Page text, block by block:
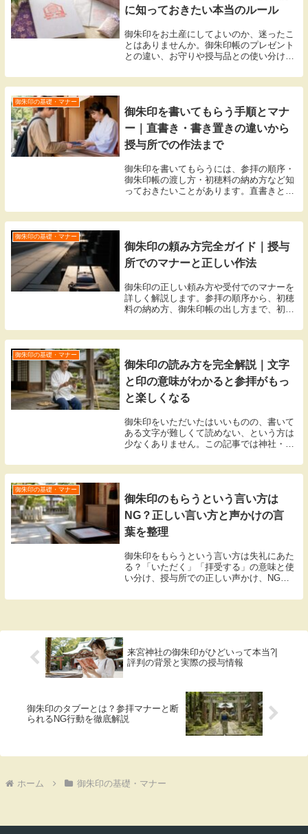
に知っておきたい本当のルール
御朱印をお土産にしてよいのか、迷ったこ
とはありませんか。御朱印帳のプレゼント
との違い、お守りや授与品との使い分け、
す。
御朱印の基礎・マナー
御朱印を書いてもらう手順とマナ
ー｜直書き・書き置きの違いから
授与所での作法まで
御朱印を書いてもらうには、参拝の順序・
御朱印帳の渡し方・初穂料の納め方など知
っておきたいことがあります。直書きと書
プ順に整理しました。
御朱印の基礎・マナー
御朱印の頼み方完全ガイド｜授与
所でのマナーと正しい作法
御朱印の正しい頼み方や受付でのマナーを
詳しく解説します。参拝の順序から、初穂
料の納め方、御朱印帳の出し方まで、初心
た。神社やお寺で失礼のない振る舞いを知
り、清々しい気持ちでご縁をいただきまし
御朱印の基礎・マナー
御朱印の読み方を完全解説｜文字
と印の意味がわかると参拝がもっ
と楽しくなる
御朱印をいただいたはいいものの、書いて
ある文字が難しくて読めない、という方は
少なくありません。この記事では神社・お
読み方・意味を丁寧に整理しました。奉
拝・梵字・三宝印・社紋など基本要素を押
る。
御朱印の基礎・マナー
御朱印のもらうという言い方は
NG？正しい言い方と声かけの言
葉を整理
御朱印をもらうという言い方は失礼にあた
る？「いただく」「拝受する」の意味と使
い分け、授与所での正しい声かけ、NGと
で迷っている方に向けた解説記事です。
来宮神社の御朱印がひどいって本当?|
評判の背景と実際の授与情報
御朱印のタブーとは？参拝マナーと断
られるNG行動を徹底解説
ホーム 御朱印の基礎・マナー